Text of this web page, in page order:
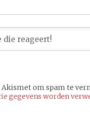
om spam te
gegevens worden